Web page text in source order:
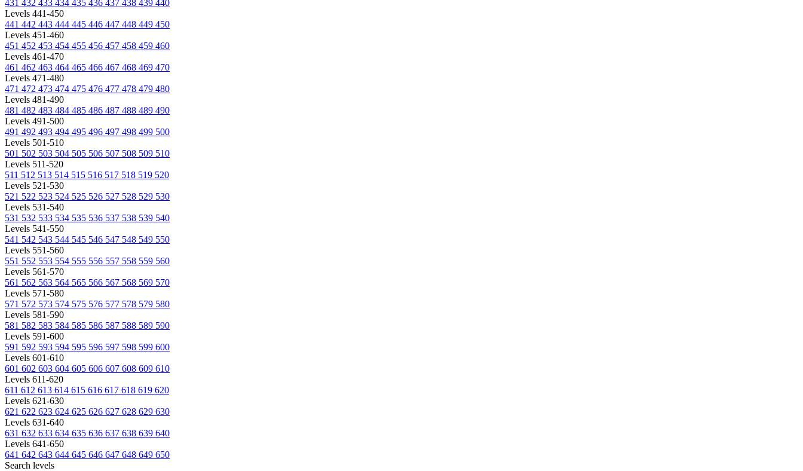
431 432 433 434 435 436 437 438 439 440
Levels 441-450
441 442 443 444 445 446 447 448 449 450
Levels 451-460
451 452 453 454 455 456 457 458 459 460
Levels 461-470
461 462 463 464 465 466 467 468 469 470
Levels 471-480
471 472 473 474 475 476 477 478 479 480
Levels 481-490
481 482 483 484 485 486 487 488 489 490
Levels 491-500
491 492 493 494 495 496 497 498 499 500
Levels 501-510
501 502 503 504 505 506 507 508 509 510
Levels 511-520
511 512 513 514 515 516 517 518 519 520
Levels 521-530
521 522 523 524 525 526 527 528 529 530
Levels 531-540
531 532 533 534 535 536 537 538 539 540
Levels 541-550
541 542 543 544 545 546 547 548 549 550
Levels 551-560
551 552 553 554 555 556 557 558 559 560
Levels 561-570
561 562 563 564 565 566 567 568 569 570
Levels 571-580
571 572 573 574 575 576 577 578 579 580
Levels 581-590
581 582 583 584 585 586 587 588 589 590
Levels 591-600
591 592 593 594 595 596 597 598 599 600
Levels 601-610
601 602 603 604 605 606 607 608 609 610
Levels 611-620
611 612 613 614 615 616 617 618 619 620
Levels 621-630
621 622 623 624 625 626 627 628 629 630
Levels 631-640
631 632 633 634 635 636 637 638 639 640
Levels 641-650
641 642 643 644 645 646 647 648 649 650
Search levels